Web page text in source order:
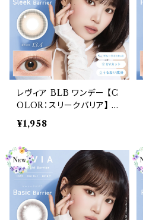
レヴィア BLB ワンデー 【C
OLOR：スリークバリア】 1
箱10枚 14.1mm 度なし 度
あり カラコン Revia BLB
¥1,958